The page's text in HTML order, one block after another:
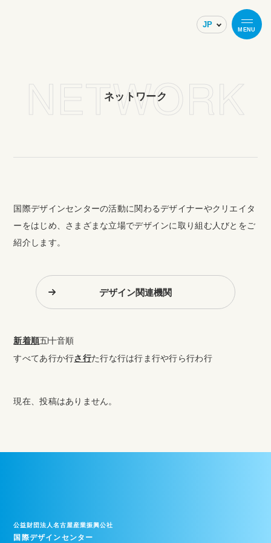
MENU
ネットワーク
NETWORK
国際デザインセンターの活動に関わるデザイナーやクリエイタ
ーをはじめ、さまざまな立場でデザインに取り組む人びとをご
紹介します。
デザイン関連機関
新着順五十音順
すべてあ行か行さ行た行な行は行 ま行や行ら行わ行
現在、投稿はありません。
公益財団法人名古屋産業振興公社
国際デザインセンター